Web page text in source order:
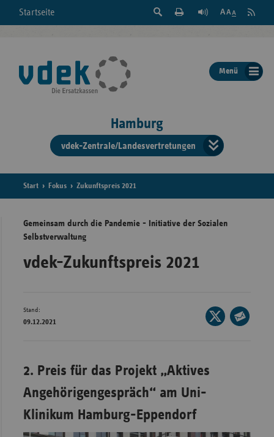
Startseite
Suche
der
Seite
Feed
Menü
Hamburg
vdek-Zentrale/Landesvertretungen
der
Start Fokus Zukunftspreis 2021
Gemeinsam durch die Pandemie - Initiative der Sozialen
Selbstverwaltung
vdek-Zukunftspreis 2021
Stand:
09.12.2021
Seite
auf
2. Preis für das Projekt „Aktives
Angehörigengespräch“ am Uni-
Klinikum Hamburg-Eppendorf